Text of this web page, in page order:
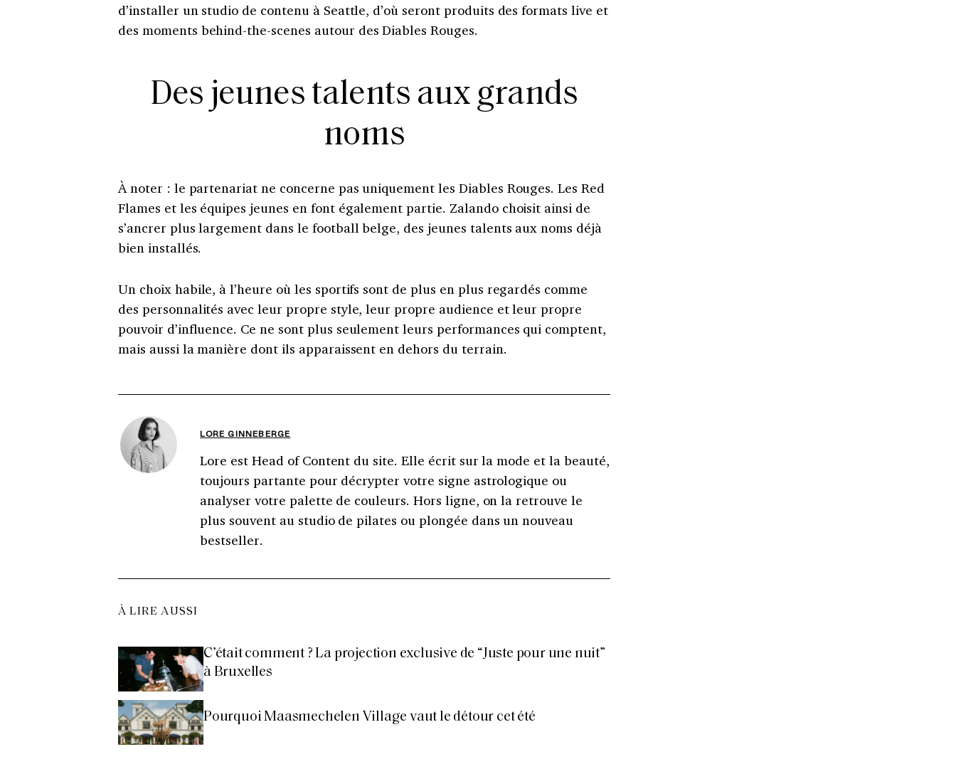
d’installer un studio de contenu à Seattle, d’où seront produits des formats live et
des moments behind-the-scenes autour des Diables Rouges.
Des jeunes talents aux grands
noms
À noter : le partenariat ne concerne pas uniquement les Diables Rouges. Les Red
Flames et les équipes jeunes en font également partie. Zalando choisit ainsi de
s’ancrer plus largement dans le football belge, des jeunes talents aux noms déjà
bien installés.
Un choix habile, à l’heure où les sportifs sont de plus en plus regardés comme
des personnalités avec leur propre style, leur propre audience et leur propre
pouvoir d’influence. Ce ne sont plus seulement leurs performances qui comptent,
mais aussi la manière dont ils apparaissent en dehors du terrain.
LORE GINNEBERGE
Lore est Head of Content du site. Elle écrit sur la mode et la beauté,
toujours partante pour décrypter votre signe astrologique ou
analyser votre palette de couleurs. Hors ligne, on la retrouve le
plus souvent au studio de pilates ou plongée dans un nouveau
bestseller.
À LIRE AUSSI
C’était comment ? La projection exclusive de “Juste pour une nuit”
à Bruxelles
Pourquoi Maasmechelen Village vaut le détour cet été